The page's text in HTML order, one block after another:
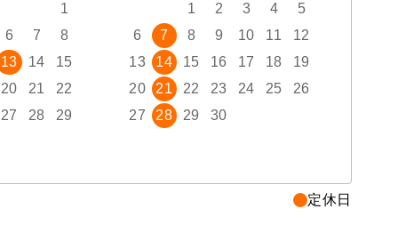
1
6 7
8
13 14
15
20 21
22
27 28
29
1
2 3 4
5
6
7 8 9 10 11
12
13
14 15 16 17 18
19
20
21 22 23 24 25
26
27
28 29 30
定休日